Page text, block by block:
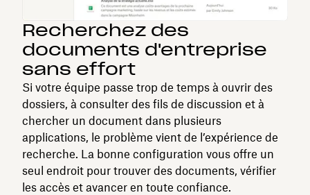
Recherchez des
documents d'entreprise
sans effort
Si votre équipe passe trop de temps à ouvrir des
dossiers, à consulter des fils de discussion et à
chercher un document dans plusieurs
applications, le problème vient de l’expérience de
recherche. La bonne configuration vous offre un
seul endroit pour trouver des documents, vérifier
les accès et avancer en toute confiance.